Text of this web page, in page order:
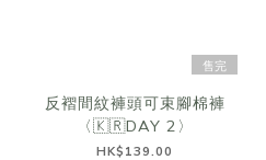
售完
反褶間紋褲頭可束腳棉褲
〈🇰🇷DAY 2〉
HK$139.00